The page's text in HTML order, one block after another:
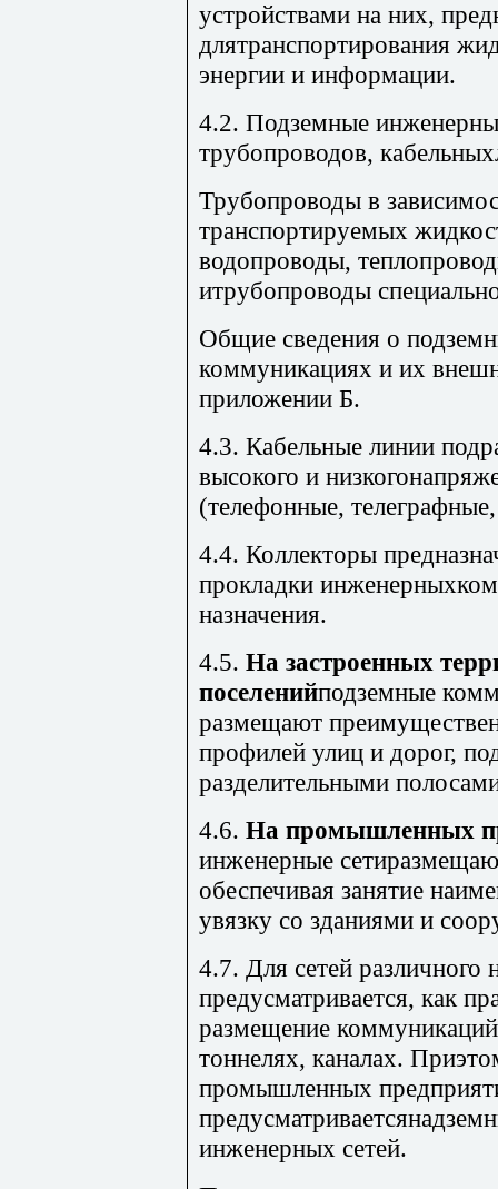
устройствами на них,
длятранспортирования
энергии и информации.
4.2. Подземные
трубопроводов,
Трубопроводы в
транспортируемых
водопроводы,
итрубопроводы
Общие сведения о
коммуникациях и их
приложении Б.
4.3. Кабельные линии
высокого и
(телефонные,
4.4. Коллекторы
прокладки
назначения.
4.5. На застроенных
поселенийподземные
размещают
профилей улиц и дорог,
разделительными
4.6. На промышленных
инженерные
обеспечивая занятие
увязку со зданиями и
4.7. Для сетей различного
предусматривается, как
размещение
тоннелях, каналах.
промышленных
инженерных сетей.